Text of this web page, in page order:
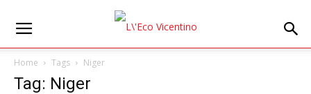
Home Tags Niger
Tag: Niger